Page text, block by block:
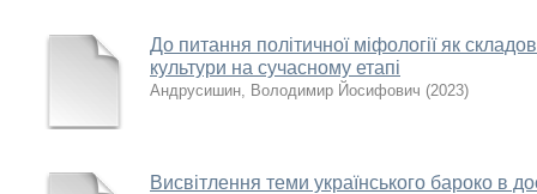
До питання політичної міфології як
культури на сучасному етапі
Андрусишин, Володимир Йосифович (2023)
Висвітлення теми українського бароко в